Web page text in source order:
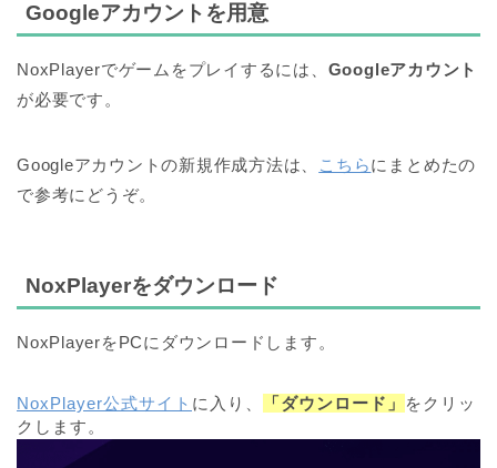
Googleアカウントを用意
NoxPlayerでゲームをプレイするには、 Googleアカウント
が必要です。
Googleアカウントの新規作成方法は、 こちらにまとめたの
で参考にどうぞ。
NoxPlayerをダウンロード
NoxPlayerをPCにダウンロードします。
NoxPlayer公式サイト に入り、 「ダウンロード」
をクリッ
クします。